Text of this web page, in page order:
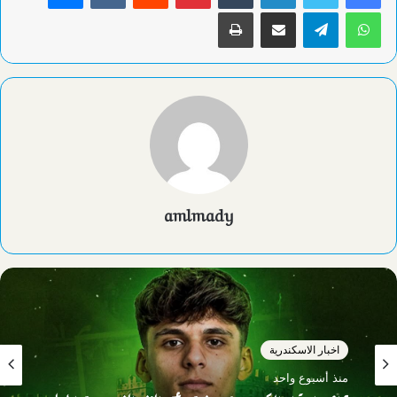
واتساب تيلقرام مشاركة عبر البريد طباعة
amlmady
اخبار الاسكندرية
منذ أسبوع واحد